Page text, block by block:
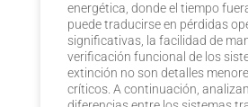
energética, donde el tiempo
puede traducirse en pérdidas
significativas, la facilidad de
verificación funcional de los
extinción no son detalles
críticos. A continuación,